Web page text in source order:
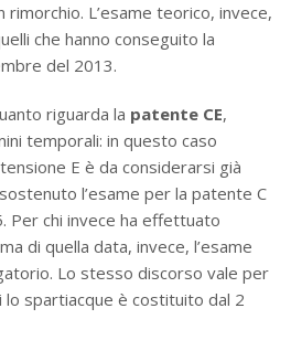
L’esame teorico, invece,
che hanno conseguito la
del 2013.
riguarda la patente CE,
temporali: in questo caso
E è da considerarsi già
l’esame per la patente C
Per chi invece ha effettuato
di quella data, invece, l’esame
Lo stesso discorso vale per
lo spartiacque è costituito dal 2